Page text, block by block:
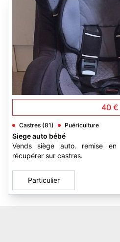
40 €
Castres (81) Puériculture
Siege auto bébé
Vends siège auto. remise
récupérer sur castres.
Particulier